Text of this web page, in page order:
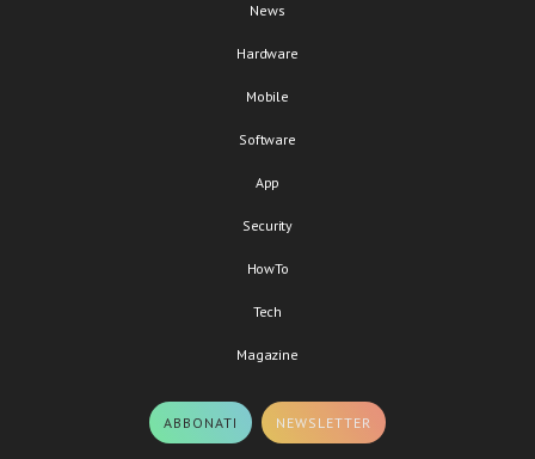
News
Hardware
Mobile
Software
App
Security
HowTo
Tech
Magazine
ABBONATI NEWSLETTER